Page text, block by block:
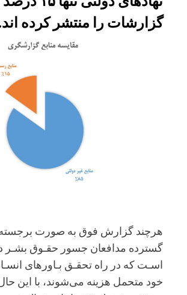
گزارشات را منتشر کرده
هرچند گزارش فوق به صورت
گسترده مدافعان جسور حقـوق بشـر
اسـت که در راه تحقـق بـاورهای
خود متحمل هزینه می‌شوند، با این